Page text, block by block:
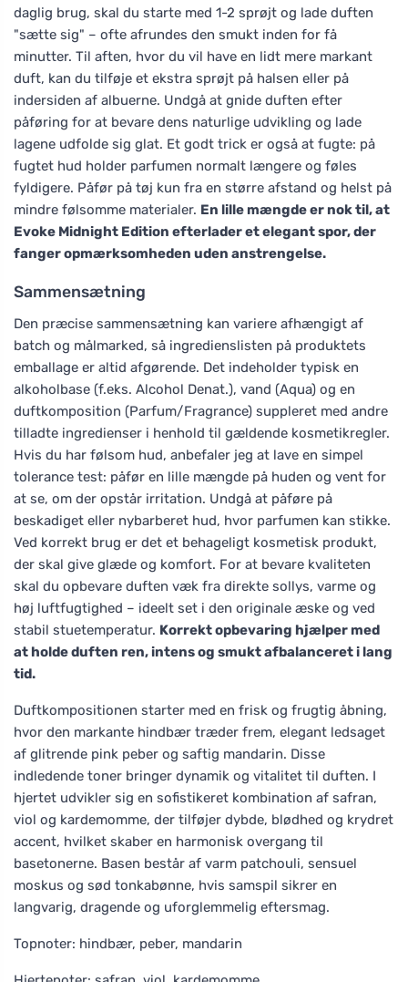
daglig brug, skal du starte med 1-2 sprøjt og lade duften
"sætte sig" – ofte afrundes den smukt inden for få
minutter. Til aften, hvor du vil have en lidt mere markant
duft, kan du tilføje et ekstra sprøjt på halsen eller på
indersiden af albuerne. Undgå at gnide duften efter
påføring for at bevare dens naturlige udvikling og lade
lagene udfolde sig glat. Et godt trick er også at fugte: på
fugtet hud holder parfumen normalt længere og føles
fyldigere. Påfør på tøj kun fra en større afstand og helst på
mindre følsomme materialer. En lille mængde er nok til, at
Evoke Midnight Edition efterlader et elegant spor, der
fanger opmærksomheden uden anstrengelse.
Sammensætning
Den præcise sammensætning kan variere afhængigt af
batch og målmarked, så ingredienslisten på produktets
emballage er altid afgørende. Det indeholder typisk en
alkoholbase (f.eks. Alcohol Denat.), vand (Aqua) og en
duftkomposition (Parfum/Fragrance) suppleret med andre
tilladte ingredienser i henhold til gældende kosmetikregler.
Hvis du har følsom hud, anbefaler jeg at lave en simpel
tolerance test: påfør en lille mængde på huden og vent for
at se, om der opstår irritation. Undgå at påføre på
beskadiget eller nybarberet hud, hvor parfumen kan stikke.
Ved korrekt brug er det et behageligt kosmetisk produkt,
der skal give glæde og komfort. For at bevare kvaliteten
skal du opbevare duften væk fra direkte sollys, varme og
høj luftfugtighed – ideelt set i den originale æske og ved
stabil stuetemperatur. Korrekt opbevaring hjælper med
at holde duften ren, intens og smukt afbalanceret i lang
tid.
Duftkompositionen starter med en frisk og frugtig åbning,
hvor den markante hindbær træder frem, elegant ledsaget
af glitrende pink peber og saftig mandarin. Disse
indledende toner bringer dynamik og vitalitet til duften. I
hjertet udvikler sig en sofistikeret kombination af safran,
viol og kardemomme, der tilføjer dybde, blødhed og krydret
accent, hvilket skaber en harmonisk overgang til
basetonerne. Basen består af varm patchouli, sensuel
moskus og sød tonkabønne, hvis samspil sikrer en
langvarig, dragende og uforglemmelig eftersmag.
Topnoter: hindbær, peber, mandarin